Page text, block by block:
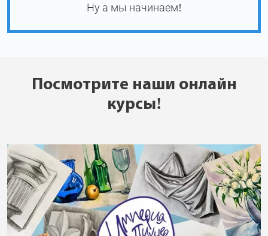
Ну а мы начинаем!
Посмотрите наши онлайн
курсы!